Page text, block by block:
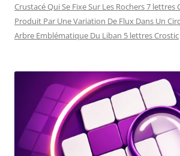
Crustacé Qui Se Fixe Sur Les Rochers 7 lettres
Produit Par Une Variation De Flux Dans Un
Arbre Emblématique Du Liban 5 lettres Crostic